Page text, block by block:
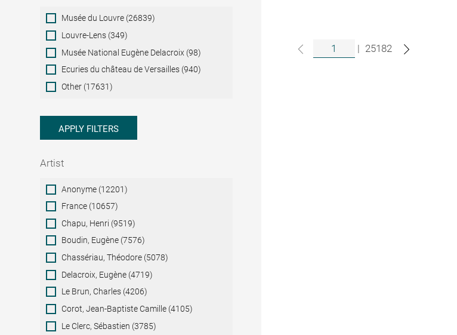
On
display
Musée du Louvre (26839)
Louvre-Lens (349)
Musée National Eugène Delacroix (98)
Ecuries du château de Versailles (940)
Other (17631)
APPLY FILTERS
Artist
ArtistAnonyme (12201)
France (10657)
Chapu, Henri (9519)
Boudin, Eugène (7576)
Chassériau, Théodore (5078)
Delacroix, Eugène (4719)
Le Brun, Charles (4206)
Corot, Jean-Baptiste Camille (4105)
Le Clerc, Sébastien (3785)
| 25182